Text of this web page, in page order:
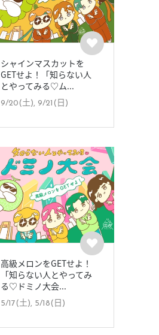
シャインマスカットを
GETせよ！「知らない人
とやってみる♡ム...
9/20(土), 9/21(日)
高級メロンをGETせよ！
「知らない人とやってみ
る♡ドミノ大会...
5/17(土), 5/18(日)